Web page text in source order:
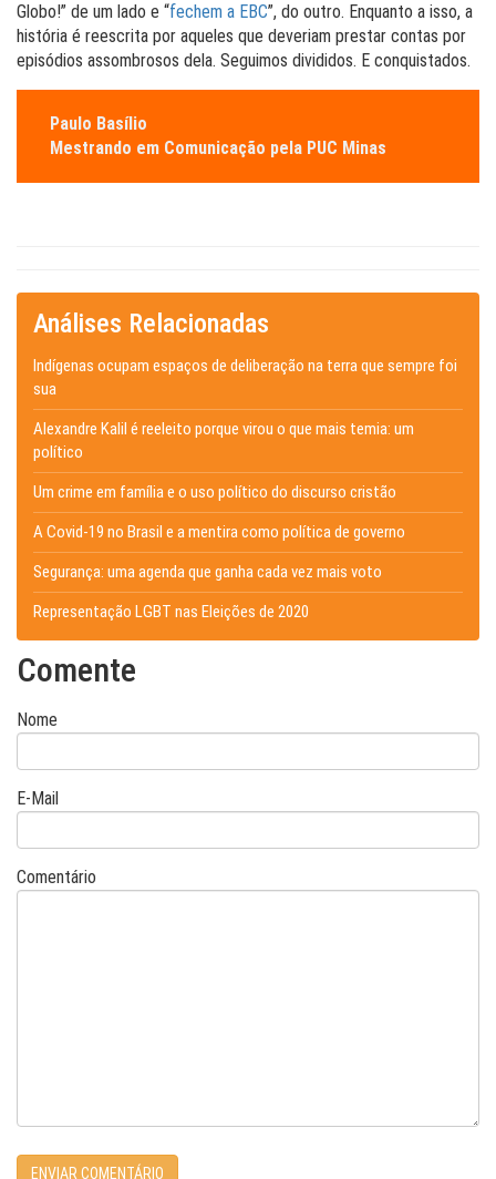
Globo!” de um lado e “fechem a EBC”, do outro. Enquanto a isso, a
história é reescrita por aqueles que deveriam prestar contas por
episódios assombrosos dela. Seguimos divididos. E conquistados.
Paulo Basílio
Mestrando em Comunicação pela PUC Minas
Análises Relacionadas
Indígenas ocupam espaços de deliberação na terra que sempre foi
sua
Alexandre Kalil é reeleito porque virou o que mais temia: um
político
Um crime em família e o uso político do discurso cristão
A Covid-19 no Brasil e a mentira como política de governo
Segurança: uma agenda que ganha cada vez mais voto
Representação LGBT nas Eleições de 2020
Comente
Nome
E-Mail
Comentário